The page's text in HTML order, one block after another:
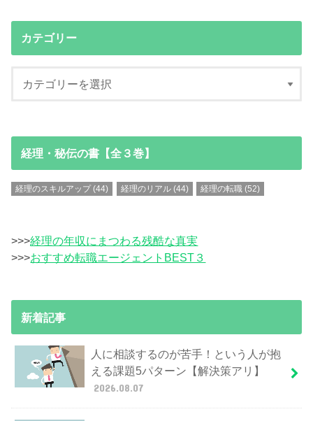
カテゴリー
経理・秘伝の書【全３巻】
経理のスキルアップ (44) 経理のリアル(44) 経理の転職 (52)
>>>経理の年収にまつわる残酷な真実
>>>おすすめ転職エージェントBEST３
新着記事
人に相談するのが苦手！という人が抱
える課題5パターン【解決策アリ】
2026.08.07